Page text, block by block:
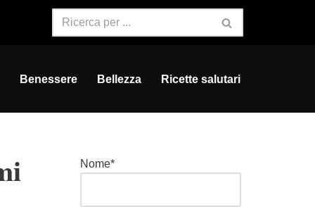
Benessere Bellezza Ricette salutari
Nome*